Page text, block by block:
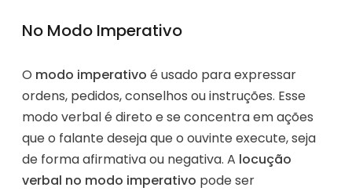
No Modo Imperativo
O modo imperativo é usado para expressar
ordens, pedidos, conselhos ou instruções. Esse
modo verbal é direto e se concentra em ações
que o falante deseja que o ouvinte execute, seja
de forma afirmativa ou negativa. A locução
verbal no modo imperativo pode ser